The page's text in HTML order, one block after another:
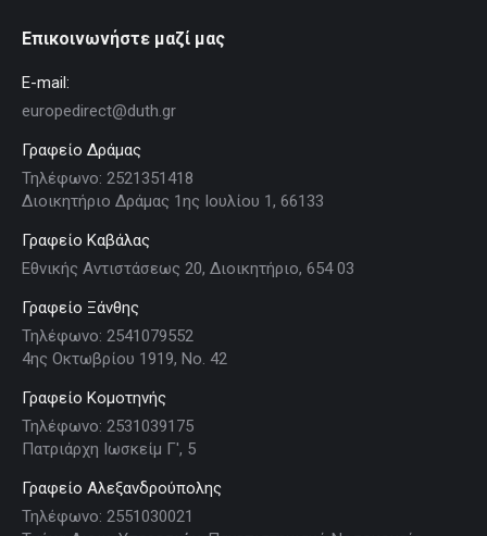
Επικοινωνήστε μαζί μας
E-mail:
europedirect@duth.gr
Γραφείο Δράμας
Τηλέφωνο: 2521351418
Διοικητήριο Δράμας 1ης Ιουλίου 1, 66133
Γραφείο Καβάλας
Εθνικής Αντιστάσεως 20, Διοικητήριο, 654 03
Γραφείο Ξάνθης
Τηλέφωνο: 2541079552
4ης Οκτωβρίου 1919, Νο. 42
Γραφείο Κομοτηνής
Τηλέφωνο: 2531039175
Πατριάρχη Ιωσκείμ Γ', 5
Γραφείο Αλεξανδρούπολης
Τηλέφωνο: 2551030021